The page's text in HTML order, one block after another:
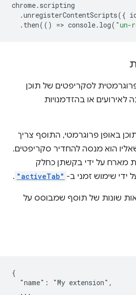
chrome. scripting
.unregisterContentScripts({
. then(() => console. log( "un-
לסקריפטים של תוכן
לאירועים או בהזדמנויות
באופן פרוגרמטי, התוסף צריך
הוא מנסה להחדיר סקריפטים.
מארח על ידי בקשתן כחלק
ידי שימוש זמני ב- "activeTab"
.
שונות של תוסף שמבוסס על
{
  "name": "My extension",
  ...